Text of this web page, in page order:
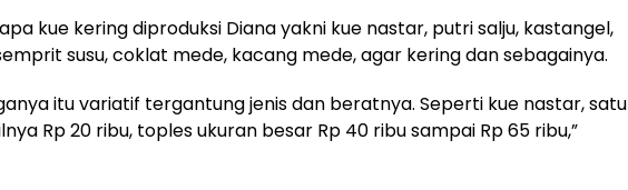
kue kering diproduksi Diana yakni kue nastar, putri salju, kastangel,
susu, coklat mede, kacang mede, agar kering dan sebagainya.
itu variatif tergantung jenis dan beratnya. Seperti kue nastar, satu
Rp 20 ribu, toples ukuran besar Rp 40 ribu sampai Rp 65 ribu,”